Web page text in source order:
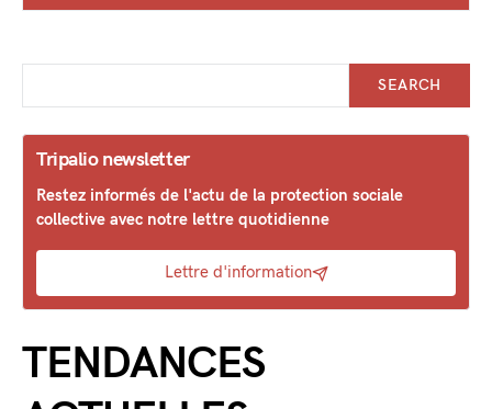
SEARCH
Tripalio newsletter
Restez informés de l'actu de la protection sociale
collective avec notre lettre quotidienne
Lettre d'information
TENDANCES